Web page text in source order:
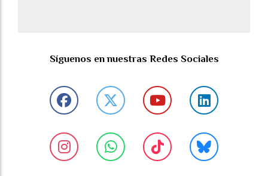
Síguenos en nuestras Redes Sociales